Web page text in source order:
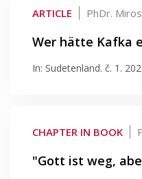
ARTICLE PhDr.
Wer hätte Kafka
In: Sudetenland. č. 1.
CHAPTER IN BOOK
"Gott ist weg,